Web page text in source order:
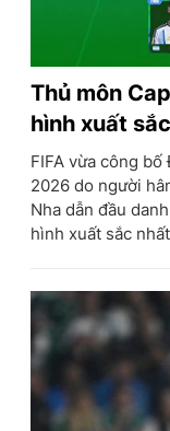
Thủ môn
hình xuất
FIFA vừa công
2026 do người
Nha dẫn đầu
hình xuất sắc